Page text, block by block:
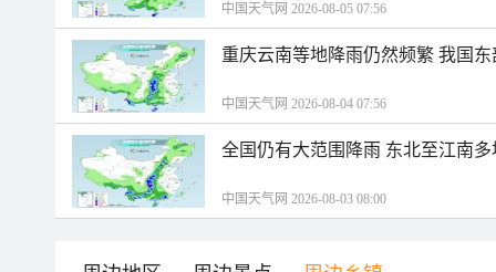
中国天气网 2026-08-05 07:56
重庆云南等地降雨仍然频繁 我国
中国天气网 2026-08-04 07:56
全国仍有大范围降雨 东北至江南
中国天气网 2026-08-03 08:00